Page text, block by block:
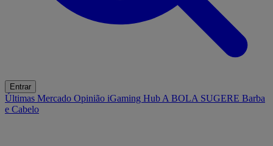
Entrar
Últimas Mercado Opinião iGaming Hub A BOLA SUGERE Barba
e Cabelo